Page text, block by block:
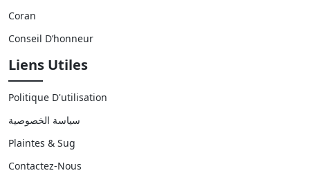
Coran
Conseil D’honneur
Liens Utiles
Politique D'utilisation
سياسة الخصوصية
Plaintes & Sug
Contactez-Nous